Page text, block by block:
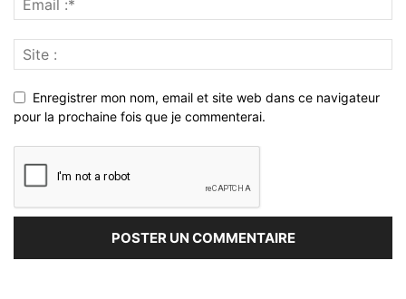
Enregistrer mon nom, email et site web dans ce navigateur
pour la prochaine fois que je commenterai.